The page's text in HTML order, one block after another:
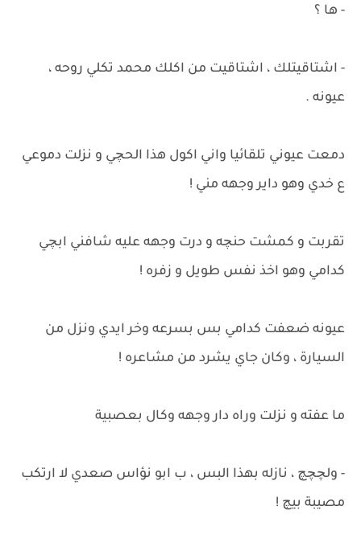
- ها ؟
- اشتاقيتلك ، اشتاقيت من اكلك محمد تكلي روحه ،
عيونه .
دمعت عيوني تلقائيا واني اكول هذا الحچي و نزلت دموعي
ع خدي وهو داير وجهه مني !
تقربت و كمشت حنچه و درت وجهه عليه شافني ابچي
كدامي وهو اخذ نفس طويل و زفره !
عيونه ضعفت كدامي بس بسرعه وخر ايدي ونزل من
السيارة ، وكان جاي يشرد من مشاعره !
ما عفته و نزلت وراه دار وجهه وكال بعصبية
- ولچچچ ، نازله بهذا البس ، ب ابو نؤاس صعدي لا ارتكب
مصيبة بيچ !